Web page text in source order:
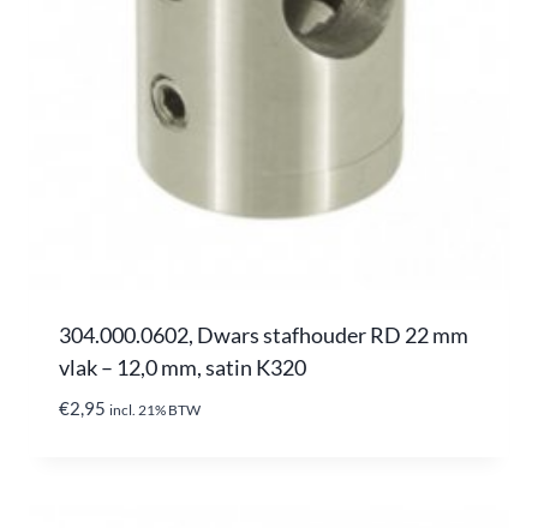
304.000.0602, Dwars stafhouder RD 22 mm
vlak – 12,0 mm, satin K320
€2,95 incl. 21% BTW